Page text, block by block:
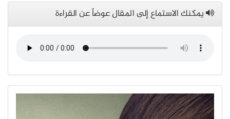
يمكنك الاستماع إلى المقال عوضاً عن القراءة